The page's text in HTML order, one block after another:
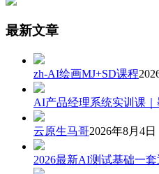
最新文章
zh-AI绘画MJ+SD课程
AI产品经理系统实训课
云原生马哥2026年8月4日
2026最新AI测试基础一套